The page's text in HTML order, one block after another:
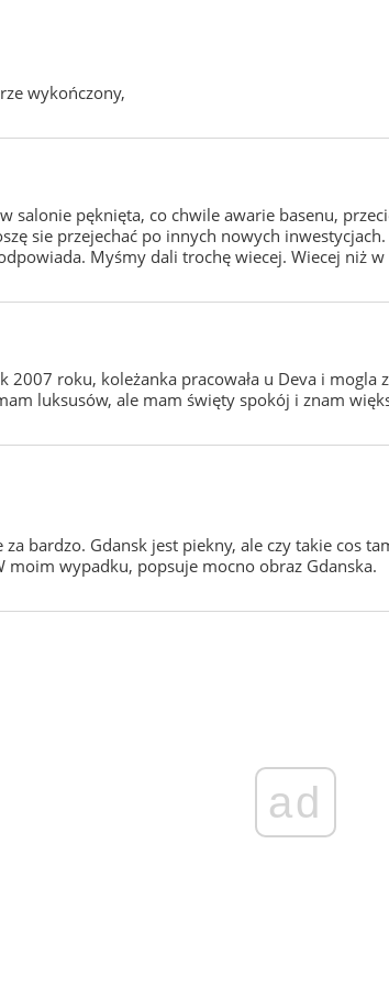
wykończony,
salonie pęknięta, co chwile awarie basenu,
sie przejechać po innych nowych
Myśmy dali trochę wiecej. Wiecej niż
2007 roku, koleżanka pracowała u Deva i
luksusów, ale mam święty spokój i znam
bardzo. Gdansk jest piekny, ale czy takie cos
moim wypadku, popsuje mocno obraz Gdanska.
ad